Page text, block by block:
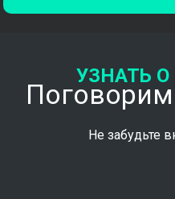
УЗНАТЬ
Не забудьте